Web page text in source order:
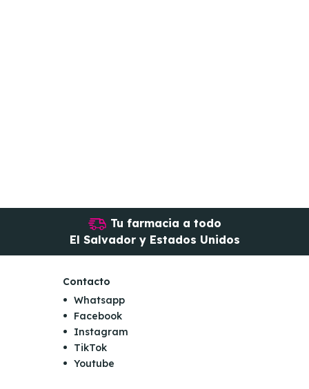
Tu farmacia a todo
El Salvador y Estados Unidos
Contacto
Whatsapp
Facebook
Instagram
TikTok
Youtube